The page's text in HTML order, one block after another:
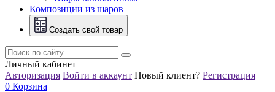
Композиции из шаров
Создать свой товар
Личный кабинет
Авторизация Войти в аккаунт Новый клиент? Регистрация
0 Корзина